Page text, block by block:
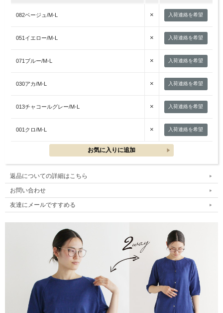
082ベージュ/M-L × 入荷連絡を希望
051イエロー/M-L × 入荷連絡を希望
071ブルー/M-L × 入荷連絡を希望
030アカ/M-L × 入荷連絡を希望
013チャコールグレー/M-L × 入荷連絡を希望
001クロ/M-L × 入荷連絡を希望
返品についての詳細はこちら
お問い合わせ
友達にメールですすめる